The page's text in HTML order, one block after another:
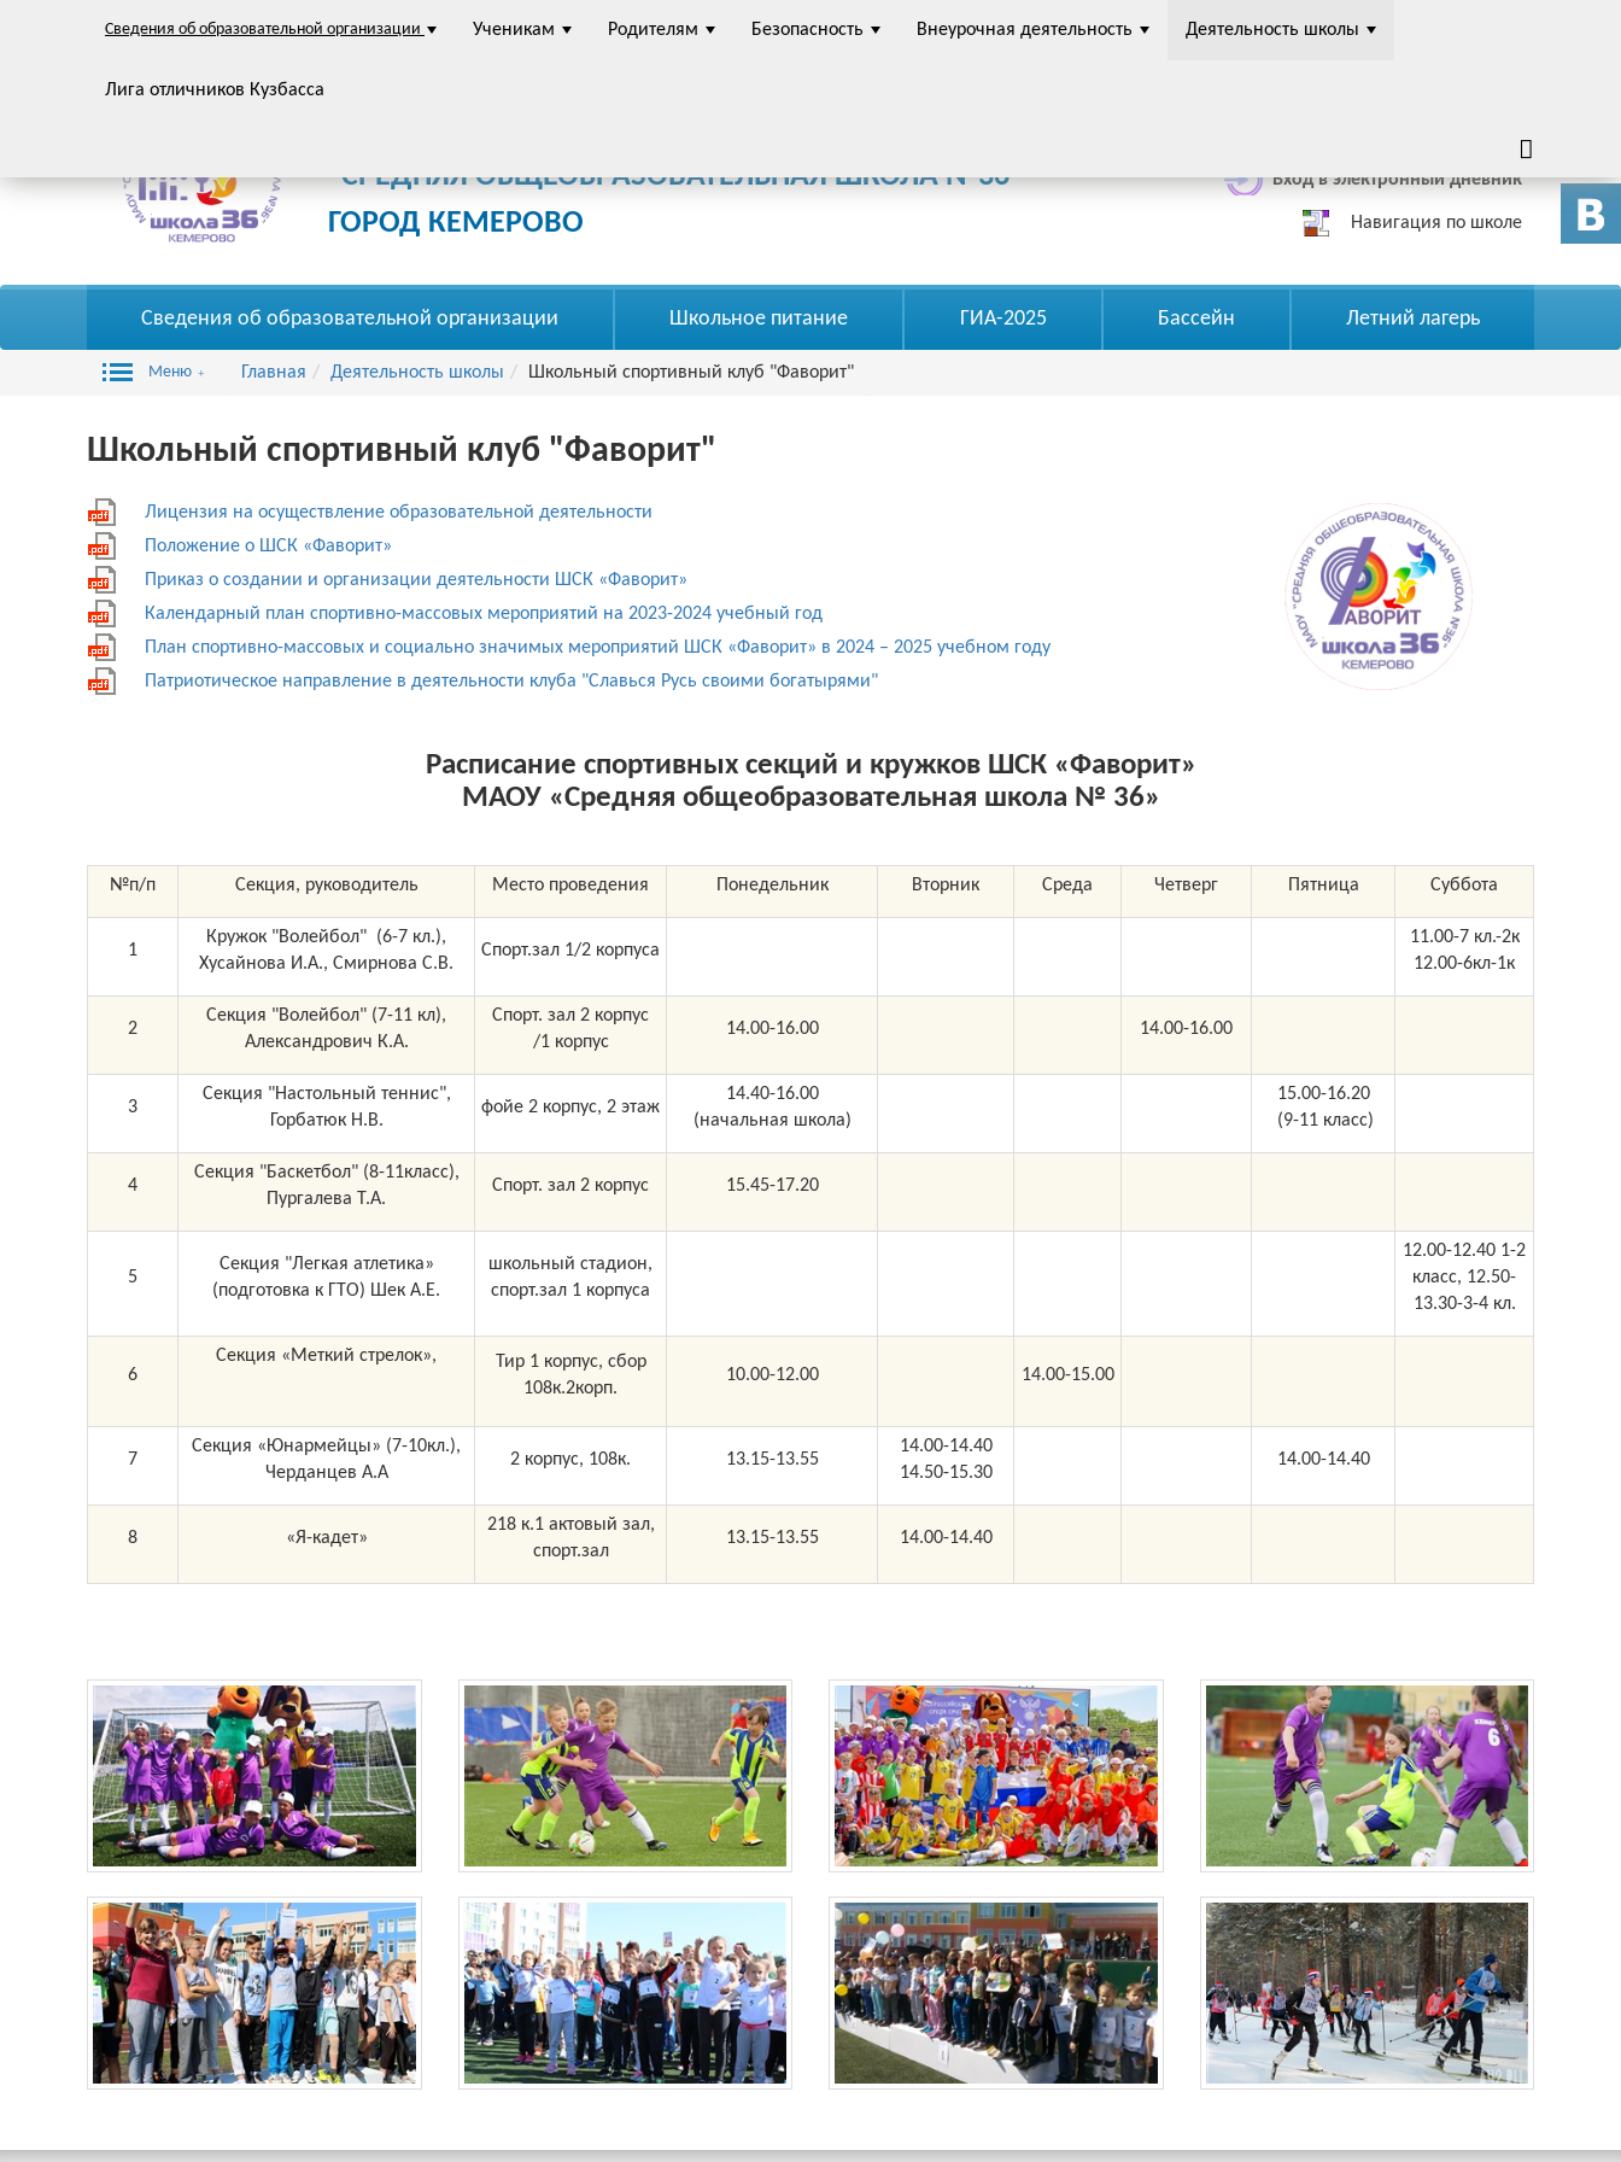
Сведения об образовательной организации Ученикам Родителям Безопасность Внеурочная деятельность Деятельность школы
Лига отличников Кузбасса
"СРЕДНЯЯ ОБЩЕОБРАЗОВАТЕЛЬНАЯ ШКОЛА №36"
ГОРОД КЕМЕРОВО
Вход в электронный дневник
Навигация по школе
Сведения об образовательной организации Школьное питание ГИА-2025 Бассейн Летний лагерь
Меню Главная Деятельность школы Школьный спортивный клуб "Фаворит"
Школьный спортивный клуб "Фаворит"
Лицензия на осуществление образовательной деятельности
Положение о ШСК «Фаворит»
Приказ о создании и организации деятельности ШСК «Фаворит»
Календарный план спортивно-массовых мероприятий на 2023-2024 учебный год
План спортивно-массовых и социально значимых мероприятий ШСК «Фаворит» в 2024 – 2025 учебном году
Патриотическое направление в деятельности клуба "Славься Русь своими богатырями"
Расписание спортивных секций и кружков ШСК «Фаворит»
МАОУ «Средняя общеобразовательная школа № 36»
№п/п Секция, руководитель Место проведения Понедельник Вторник Среда Четверг Пятница Суббота
1
Кружок "Волейбол" (6-7 кл.),
Хусайнова И.А., Смирнова С.В.
Спорт.зал 1/2 корпуса
11.00-7 кл.-2к
12.00-6кл-1к
2
Секция "Волейбол" (7-11 кл),
Александрович К.А.
Спорт. зал 2 корпус
/1 корпус
14.00-16.00 14.00-16.00
3
Секция "Настольный теннис",
Горбатюк Н.В.
фойе 2 корпус, 2 этаж
14.40-16.00
(начальная школа)
15.00-16.20
(9-11 класс)
4
Секция "Баскетбол" (8-11класс),
Пургалева Т.А.
Спорт. зал 2 корпус 15.45-17.20
5
Секция "Легкая атлетика»
(подготовка к ГТО) Шек А.Е.
школьный стадион,
спорт.зал 1 корпуса
12.00-12.40 1-2
класс, 12.50-
13.30-3-4 кл.
6
Секция «Меткий стрелок»,
Тир 1 корпус, сбор
108к.2корп.
10.00-12.00 14.00-15.00
7
Секция «Юнармейцы» (7-10кл.),
Черданцев А.А
2 корпус, 108к. 13.15-13.55
14.00-14.40
14.50-15.30
14.00-14.40
8 «Я-кадет»
218 к.1 актовый зал,
спорт.зал
13.15-13.55 14.00-14.40
Перейти на актуальную версию сайта?
Данная версия сайта более не актуальна! Актуальная версия
сайта доступна по адресу:raduga36.kemobl.ru
Перейти Остаться